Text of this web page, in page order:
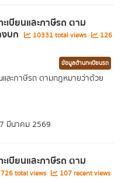
เบียนและภาษีรถ ตาม
บก 10331 total views
126
ข้อมูลด้านทะเบียนรถ
และภาษีรถ ตามกฎหมายว่าด้วย
มีนาคม 2569
เบียนและภาษีรถ ตาม
total views 107 recent views